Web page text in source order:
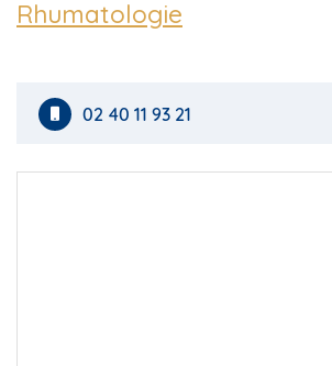
Rhumatologie
02 40 11 93 21